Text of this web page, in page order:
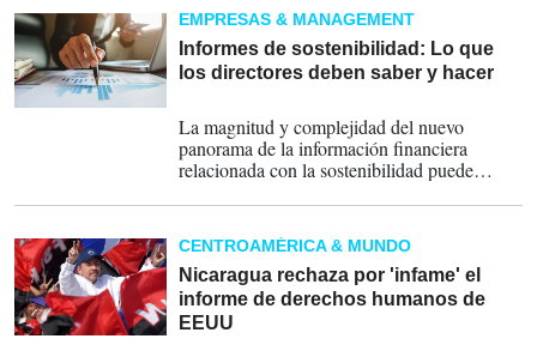
EMPRESAS & MANAGEMENT
Informes de sostenibilidad: Lo que
los directores deben saber y hacer
La magnitud y complejidad del nuevo
panorama de la información financiera
relacionada con la sostenibilidad puede
directivos.
CENTROAMÉRICA & MUNDO
Nicaragua rechaza por 'infame' el
informe de derechos humanos de
EEUU